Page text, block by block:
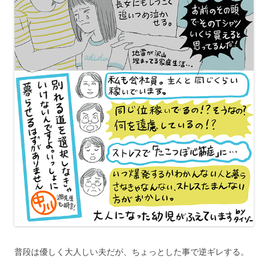
普段は優しく大人しい夫だが、ちょっとした事で逆ギレする。